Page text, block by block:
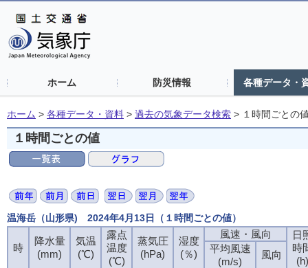
ホーム 防災情報 各種データ・
ホーム > 各種データ・資料 > 過去の気象データ検索 > １時間ごとの
１時間ごとの値
温海岳（山形県) 2024年4月13日（１時間ごとの値）
時
降水量
(mm)
気温
(℃)
露点
温度
(℃)
蒸気圧
(hPa)
湿度
(％)
風速・風向
日
時
(h)
平均風速
(m/s)
風向
時
降水量
(mm)
気温
(℃)
露点
温度
(℃)
蒸気圧
(hPa)
湿度
(％)
風速・風向
日
時
(h)
平均風速
(m/s)
風向
時
降水量
(mm)
気温
(℃)
露点
温度
(℃)
蒸気圧
(hPa)
湿度
(％)
風速・風向
日
時
(h)
平均風速
(m/s)
風向
時
降水量
(mm)
気温
(℃)
露点
温度
(℃)
蒸気圧
(hPa)
湿度
(％)
風速・風向
日
時
(h)
平均風速
(m/s)
風向